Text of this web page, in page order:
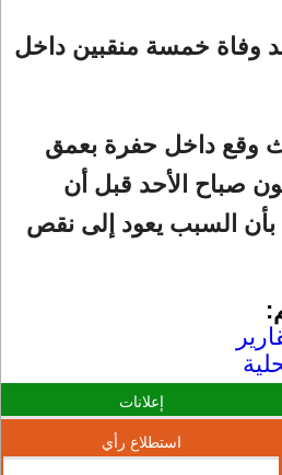
وفاة خمسة منقبين داخل
وقع داخل حفرة بعمق
صباح الأحد قبل أن
السبب يعود إلى نقص
إعلانات
استطلاع رأي